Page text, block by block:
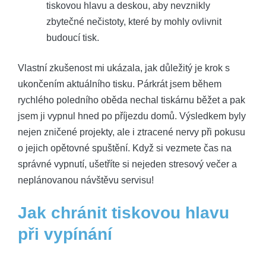
tiskovou hlavu a deskou, aby nevznikly
zbytečné nečistoty, které by mohly ovlivnit
budoucí tisk.
Vlastní zkušenost mi ukázala, jak důležitý je krok s
ukončením aktuálního tisku. Párkrát jsem během
rychlého poledního oběda nechal tiskárnu běžet a pak
jsem ji vypnul hned po příjezdu domů. Výsledkem byly
nejen zničené projekty, ale i ztracené nervy při pokusu
o jejich opětovné spuštění. Když si vezmete čas na
správné vypnutí, ušetříte si nejeden stresový večer a
neplánovanou návštěvu servisu!
Jak chránit tiskovou hlavu
při vypínání